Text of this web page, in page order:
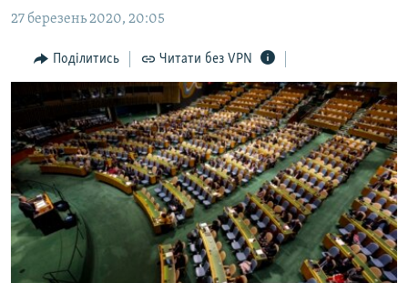
основної
навігації
Перейти
до
пошуку
БЛОГИ
ПОГЛЯД
ІНТЕРВ'Ю
ВСЕ ЗА ДЕНЬ
СПЕЦПРОЕКТИ
ДЕПОРТАЦІЯ
ВІДЕОУРОКИ «ELIFBE»
СВІДЧЕННЯ ОКУПАЦІЇ
ЯК ОБІЙТИ БЛОКУВАННЯ
Русский
Qırımtatar
27 березень 2020, 20:05
Поділитись Читати без VPN